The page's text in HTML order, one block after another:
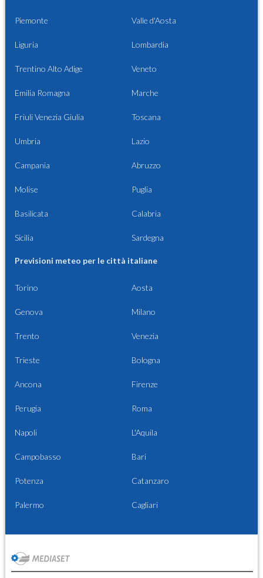
Piemonte Valle d'Aosta
Liguria Lombardia
Trentino Alto Adige Veneto
Emilia Romagna Marche
Friuli Venezia Giulia Toscana
Umbria Lazio
Campania Abruzzo
Molise Puglia
Basilicata Calabria
Sicilia Sardegna
Previsioni meteo per le città italiane
Torino Aosta
Genova Milano
Trento Venezia
Trieste Bologna
Ancona Firenze
Perugia Roma
Napoli L'Aquila
Campobasso Bari
Potenza Catanzaro
Palermo Cagliari